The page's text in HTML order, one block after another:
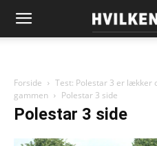
Forside
Test: Polestar 3 er lækker
gammen
Polestar 3 side
Polestar 3 side